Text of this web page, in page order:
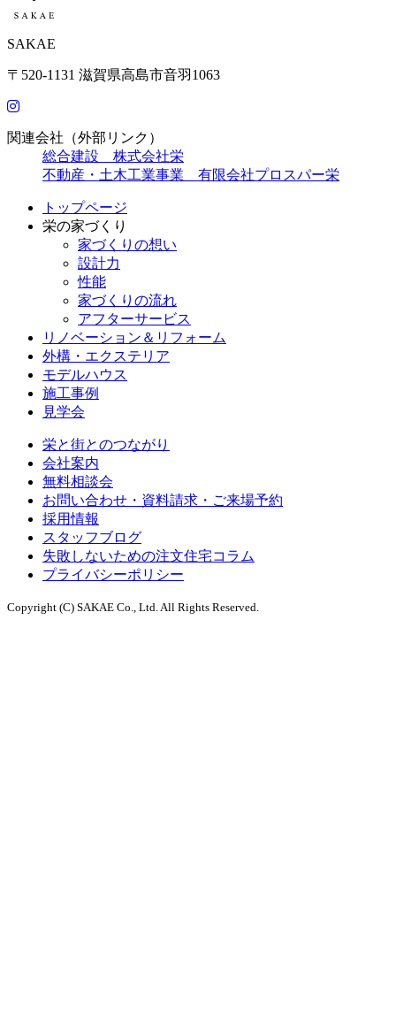
SAKAE
〒520-1131 滋賀県高島市音羽1063
関連会社（外部リンク）
総合建設 株式会社栄
不動産・土木工業事業 有限会社プロスパー栄
トップページ
栄の家づくり
家づくりの想い
設計力
性能
家づくりの流れ
アフターサービス
リノベーション＆リフォーム
外構・エクステリア
モデルハウス
施工事例
見学会
栄と街とのつながり
会社案内
無料相談会
お問い合わせ・資料請求・ご来場予約
採用情報
スタッフブログ
失敗しないための注文住宅コラム
プライバシーポリシー
Copyright (C) SAKAE Co., Ltd. All Rights Reserved.